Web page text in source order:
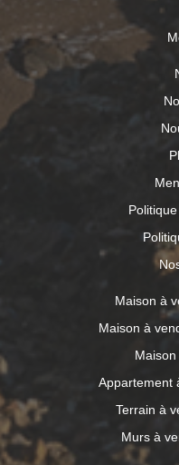
Maison à
Maison à
Appartement
Terrain à
Murs à